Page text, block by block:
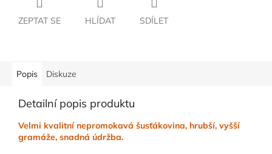
ZEPTAT SE HLÍDAT SDÍLET
Popis Diskuze
Detailní popis produktu
Velmi kvalitní nepromokavá šusťákovina, hrubší, vyšší
gramáže, snadná údržba.